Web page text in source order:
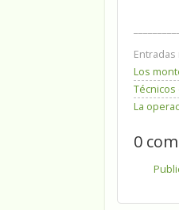
Los
Técnicos
La
0